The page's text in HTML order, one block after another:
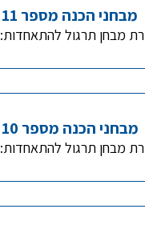
מבחני הכנה מספר 11
מבחן תרגול להתאחדות: 31/08/21
מבחני הכנה מספר 10
מבחן תרגול להתאחדות: 31/08/21